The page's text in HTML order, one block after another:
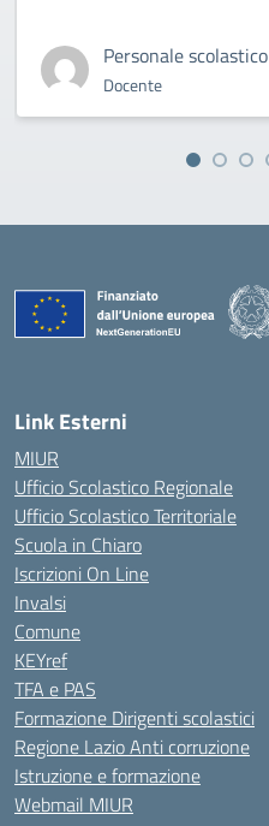
Personale scolastico
Docente
Link Esterni
MIUR
Ufficio Scolastico Regionale
Ufficio Scolastico Territoriale
Scuola in Chiaro
Iscrizioni On Line
Invalsi
Comune
KEYref
TFA e PAS
Formazione Dirigenti scolastici
Regione Lazio Anti corruzione
Istruzione e formazione
Webmail MIUR